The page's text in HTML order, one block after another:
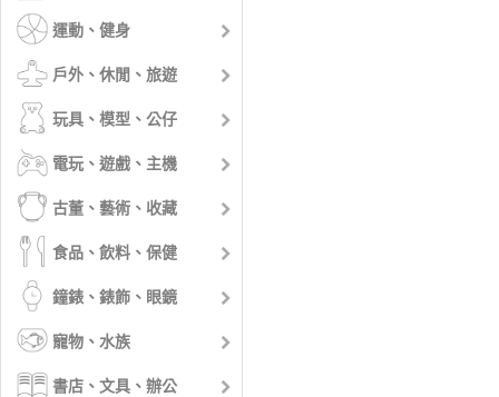
運動、健身
戶外、休閒、旅遊
玩具、模型、公仔
電玩、遊戲、主機
古董、藝術、收藏
食品、飲料、保健
鐘錶、錶飾、眼鏡
寵物、水族
書店、文具、辦公